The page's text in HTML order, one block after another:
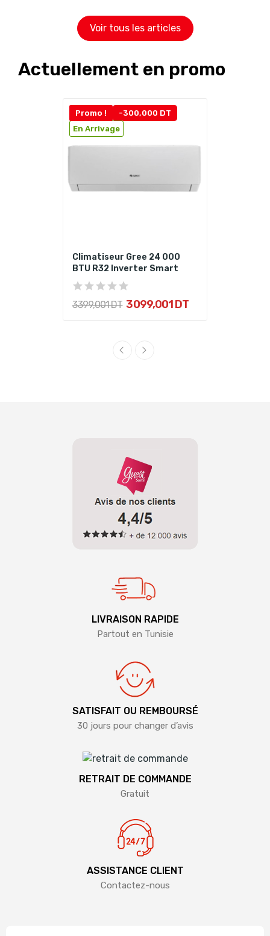
Voir tous les articles
Actuellement en promo
Promo !
-300,000 DT
En Arrivage
Climatiseur Gree 24 000
BTU R32 Inverter Smart
3 399,001 DT 3 099,001 DT
LIVRAISON RAPIDE
Partout en Tunisie
SATISFAIT OU REMBOURSÉ
30 jours pour changer d’avis
RETRAIT DE COMMANDE
Gratuit
ASSISTANCE CLIENT
Contactez-nous